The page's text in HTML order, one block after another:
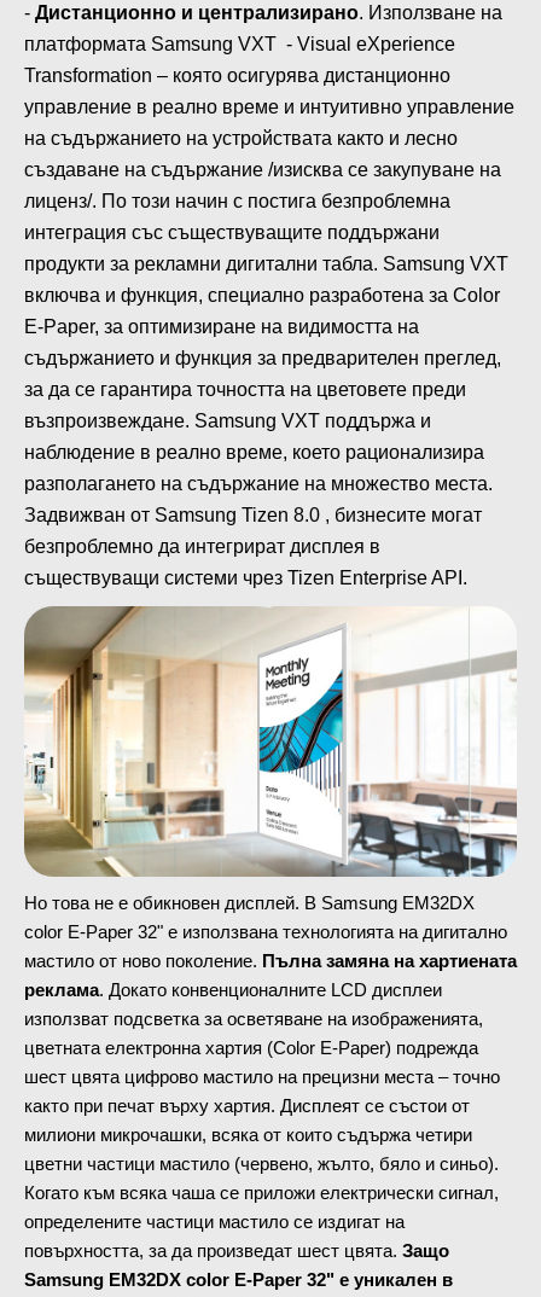
- Дистанционно и централизирано. Използване на
платформата Samsung VXT - Visual eXperience
Transformation – която осигурява дистанционно
управление в реално време и интуитивно управление
на съдържанието на устройствата както и лесно
създаване на съдържание /изисква се закупуване на
лиценз/. По този начин с постига безпроблемна
интеграция със съществуващите поддържани
продукти за рекламни дигитални табла. Samsung VXT
включва и функция, специално разработена за Color
E-Paper, за оптимизиране на видимостта на
съдържанието и функция за предварителен преглед,
за да се гарантира точността на цветовете преди
възпроизвеждане. Samsung VXT поддържа и
наблюдение в реално време, което рационализира
разполагането на съдържание на множество места.
Задвижван от Samsung Tizen 8.0 , бизнесите могат
безпроблемно да интегрират дисплея в
съществуващи системи чрез Tizen Enterprise API.
Но това не е обикновен дисплей. В Samsung EM32DX
color E-Paper 32" е използвана технологията на дигитално
мастило от ново поколение. Пълна замяна на хартиената
реклама. Докато конвенционалните LCD дисплеи
използват подсветка за осветяване на изображенията,
цветната електронна хартия (Color E-Paper) подрежда
шест цвята цифрово мастило на прецизни места – точно
както при печат върху хартия. Дисплеят се състои от
милиони микрочашки, всяка от които съдържа четири
цветни частици мастило (червено, жълто, бяло и синьо).
Когато към всяка чаша се приложи електрически сигнал,
определените частици мастило се издигат на
повърхността, за да произведат шест цвята. Защо
Samsung EM32DX color E-Paper 32" е уникален в